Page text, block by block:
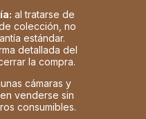
al tratarse de
colección, no
estándar.
detallada del
la compra.
cámaras y
venderse sin
consumibles.